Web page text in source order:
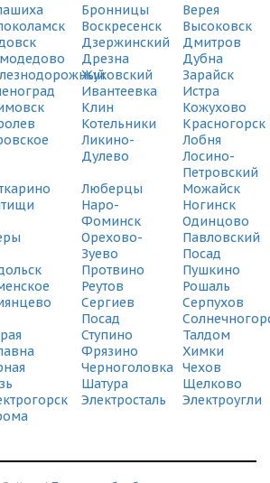
пр., стр. 7
проезд, 12
р-н, ул. Рябиновая, 5
ул. Кирова, 19
4
й проезд Дзержинского, д.32
Бронницы
Верея
Воскресенск
Высоковск
Дзержинский
Дмитров
Дрезна
Дубна
Жуковский
Зарайск
Ивантеевка
Истра
Клин
Кожухово
Котельники
Красногорск
Ликино-
Дулево
Лобня
Лосино-
Петровский
Люберцы
Можайск
Наро-
Фоминск
Ногинск
Одинцово
Орехово-
Зуево
Павловский
Посад
Протвино
Пушкино
Реутов
Рошаль
Сергиев
Посад
Серпухов
Ступино
Талдом
Фрязино
Химки
Черноголовка Чехов
Шатура
Щелково
Электросталь
Электроугли